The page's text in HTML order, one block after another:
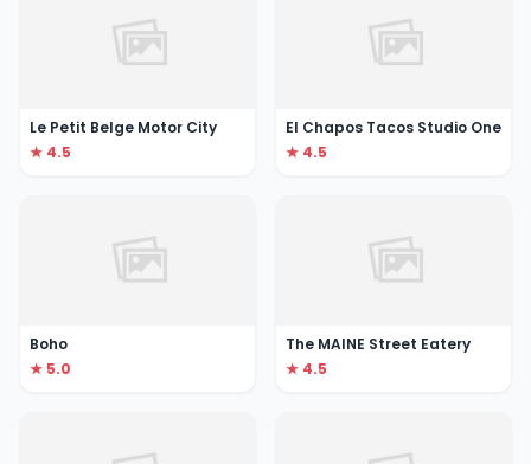
Le Petit Belge Motor City
★ 4.5
El Chapos Tacos Studio One
★ 4.5
Boho
★ 5.0
The MAINE Street Eatery
★ 4.5